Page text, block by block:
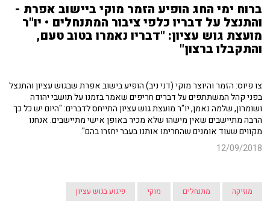
ברוח ימי החג הופיע הזמר מוקי ביישוב אפרת -
והתנצל על דבריו כלפי ציבור המתנחלים • יו"ר
מועצת גוש עציון: "דבריו נאמרו בטוב טעם,
והתקבלו ברצון"
צו פיוס: הזמר והיוצר מוקי (דני ניב) הופיע בישוב אפרת שבגוש עציון והתנצל
בפני קהל המשתתפים על דברים חריפים שאמר בזמנו על תושבי יהודה
ושומרון, שלמה נאמן, יו"ר מועצת גוש עציון התייחס לדברים: "היום יש כל כך
הרבה מתיישבים שאין מישהו שלא מכיר באופן אישי מתיישבים. אנחנו
מקווים שעוד אומנים שהחרימו אותנו בעבר יחזרו בהם".
12/09/2018
מוזיקה מתנחלים מוקי פיגוע בגוש עציון